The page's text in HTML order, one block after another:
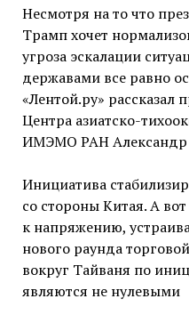
Несмотря на то что
Трамп хочет
угроза эскалации
державами все равно
«Лентой.ру» рассказал
Центра азиатско-
ИМЭМО РАН Александр
Инициатива
со стороны Китая. А
к напряжению,
нового раунда
вокруг Тайваня по
являются не нулевыми